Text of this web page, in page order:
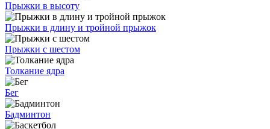
Прыжки в высоту
Прыжки в длину и тройной прыжок
Прыжки с шестом
Толкание ядра
Бег
Бадминтон